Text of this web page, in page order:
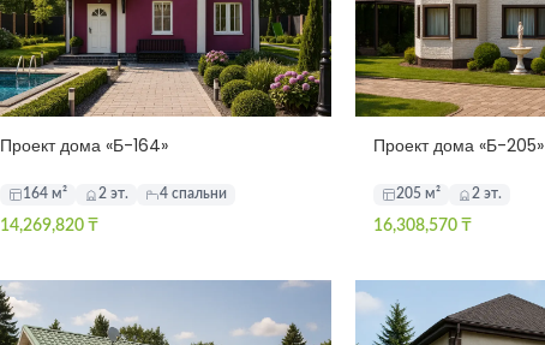
Проект дома «Б-164»
164 м² 2 эт. 4 спальни
14,269,820 ₸
Проект дома «Б-205»
205 м² 2 эт.
16,308,570 ₸